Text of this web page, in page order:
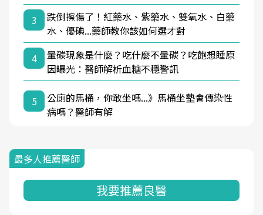
3
跌倒擦傷了！紅藥水、紫藥水、雙氧水、白藥
水、優碘...藥師教你該如何選才對
4
暈碳現象是什麼？吃什麼不暈碳？吃飽想睡原
因曝光：醫師解析血糖不穩警訊
5
公廁的馬桶，你敢坐嗎...》馬桶坐墊會傳染性
病嗎？醫師有解
最多人推薦醫師
我要推薦良醫